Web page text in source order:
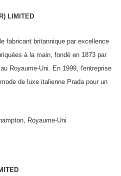
LIMITED
fabricant britannique par excellence
à la main, fondé en 1873 par
Royaume-Uni. En 1999, l'entreprise
de luxe italienne Prada pour un
Royaume-Uni